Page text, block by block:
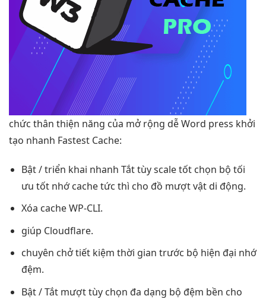
chức thân thiện năng của mở rộng dễWord press khởi
tạo nhanh Fastest Cache:
Bật /triển khai nhanh Tắt tùyscale tốtchọn bộ tối
ưu tốtnhớ cachetức thì cho đồ mượtvật di động.
Xóa cache WP-CLI.
giúp Cloudflare.
chuyên chởtiết kiệm thời gian trước bộ hiện đại nhớ
đệm.
Bật / Tắt mượttùy chọn đa dạng bộ đệm bền cho